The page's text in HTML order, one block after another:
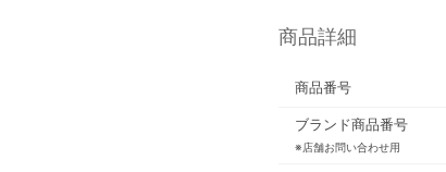
商品詳細
商品番号
ブランド商品番号
※店舗お問い合わせ用